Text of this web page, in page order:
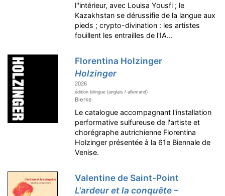
l''intérieur, avec Louisa Yousfi ; le
Kazakhstan se dérussifie de la langue aux
pieds ; crypto-divination : les artistes
fouillent les entrailles de l'IA...
Florentina Holzinger
Holzinger
2026
édition bilingue (anglais / allemand)
Bierke
Le catalogue accompagnant l'installation
performative sulfureuse de l'artiste et
chorégraphe autrichienne Florentina
Holzinger présentée à la 61e Biennale de
Venise.
Valentine de Saint-Point
L'ardeur et la conquête –